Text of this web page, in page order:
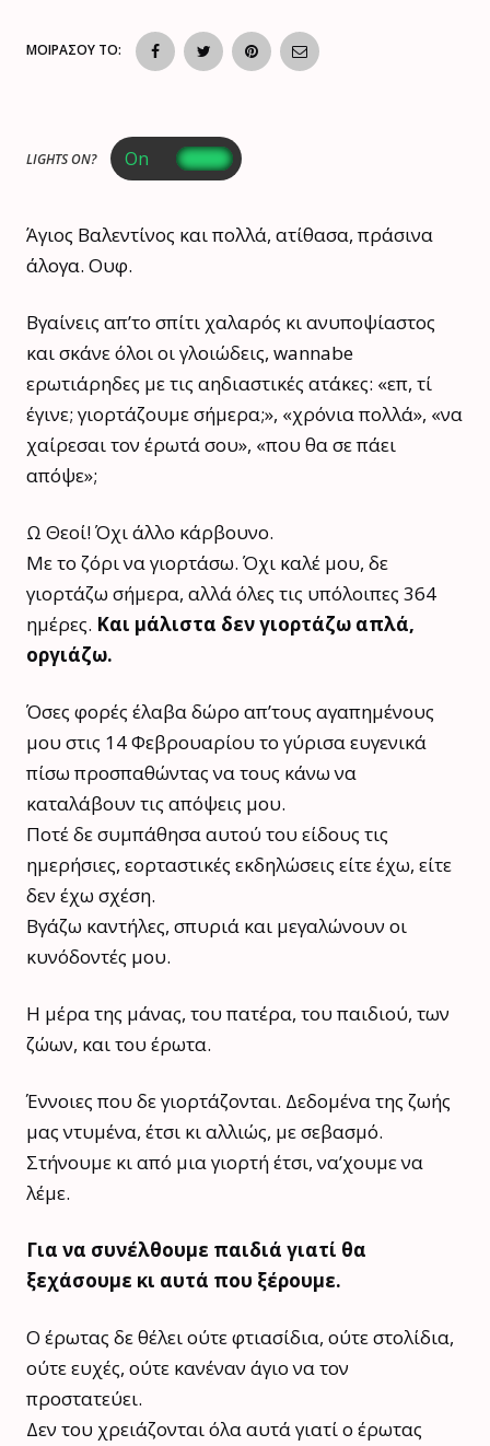
ΜΟΙΡΑΣΟΥ ΤΟ:
LIGHTS ON?
Άγιος Βαλεντίνος και πολλά, ατίθασα, πράσινα
άλογα. Ουφ.
Βγαίνεις απ’το σπίτι χαλαρός κι ανυποψίαστος
και σκάνε όλοι οι γλοιώδεις, wannabe
ερωτιάρηδες με τις αηδιαστικές ατάκες: «επ, τί
έγινε; γιορτάζουμε σήμερα;», «χρόνια πολλά», «να
χαίρεσαι τον έρωτά σου», «που θα σε πάει
απόψε»;
Ω Θεοί! Όχι άλλο κάρβουνο.
Με το ζόρι να γιορτάσω. Όχι καλέ μου, δε
γιορτάζω σήμερα, αλλά όλες τις υπόλοιπες 364
ημέρες. Και μάλιστα δεν γιορτάζω απλά,
οργιάζω.
Όσες φορές έλαβα δώρο απ’τους αγαπημένους
μου στις 14 Φεβρουαρίου το γύρισα ευγενικά
πίσω προσπαθώντας να τους κάνω να
καταλάβουν τις απόψεις μου.
Ποτέ δε συμπάθησα αυτού του είδους τις
ημερήσιες, εορταστικές εκδηλώσεις είτε έχω, είτε
δεν έχω σχέση.
Βγάζω καντήλες, σπυριά και μεγαλώνουν οι
κυνόδοντές μου.
Η μέρα της μάνας, του πατέρα, του παιδιού, των
ζώων, και του έρωτα.
Έννοιες που δε γιορτάζονται. Δεδομένα της ζωής
μας ντυμένα, έτσι κι αλλιώς, με σεβασμό.
Στήνουμε κι από μια γιορτή έτσι, να’χουμε να
λέμε.
Για να συνέλθουμε παιδιά γιατί θα
ξεχάσουμε κι αυτά που ξέρουμε.
Ο έρωτας δε θέλει ούτε φτιασίδια, ούτε στολίδια,
ούτε ευχές, ούτε κανέναν άγιο να τον
προστατεύει.
Δεν του χρειάζονται όλα αυτά γιατί ο έρωτας